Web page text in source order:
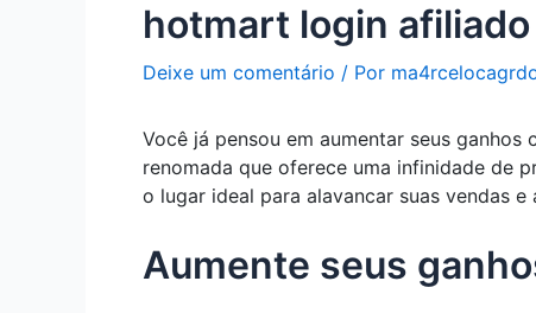
hotmart login
Deixe um comentário / Por
Você já pensou em aumentar seus
renomada que oferece uma infinidade de
o lugar ideal para alavancar suas vendas
Aumente seus